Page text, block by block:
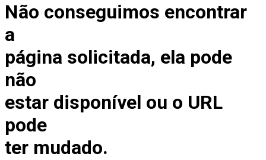
Não conseguimos encontrar
a
página solicitada, ela pode
não
estar disponível ou o URL
pode
ter mudado.